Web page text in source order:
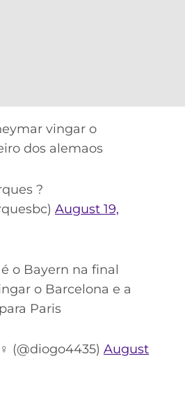
vingar o
dos alemaos
?
August 19,
o Bayern na final
o Barcelona e a
Paris
(@diogo4435) August